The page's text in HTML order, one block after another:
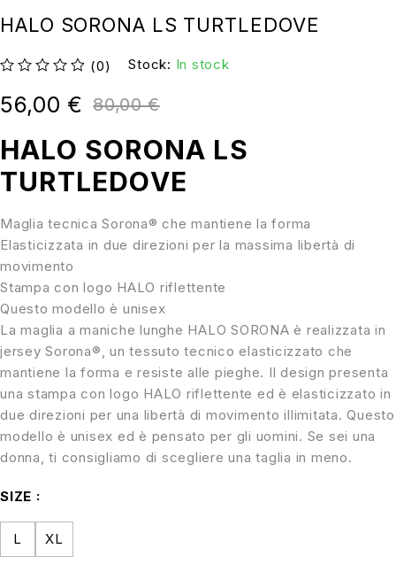
HALO SORONA LS TURTLEDOVE
(0) Stock: In stock
HALO SORONA LS
TURTLEDOVE
Maglia tecnica Sorona® che mantiene la forma
Elasticizzata in due direzioni per la massima libertà di
movimento
Stampa con logo HALO riflettente
Questo modello è unisex
La maglia a maniche lunghe HALO SORONA è realizzata in
jersey Sorona®, un tessuto tecnico elasticizzato che
mantiene la forma e resiste alle pieghe. Il design presenta
una stampa con logo HALO riflettente ed è elasticizzato in
due direzioni per una libertà di movimento illimitata. Questo
modello è unisex ed è pensato per gli uomini. Se sei una
donna, ti consigliamo di scegliere una taglia in meno.
80,00€
56,00 €
SIZE
L XL